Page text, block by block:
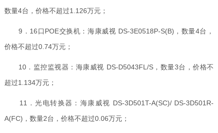
数量4台，价格不超过1.126万元；
9．16口POE交换机：海康威视 DS-3E0518P-S(B)，数量4台，
价格不超过0.74万元；
10．监控监视器：海康威视 DS-D5043FL/S，数量3台，价格不
超过1.134万元；
11．光电转换器：海康威视 DS-3D501T-A(SC)/ DS-3D501R-
A(FC)，数量2台，价格不超过0.06万元；